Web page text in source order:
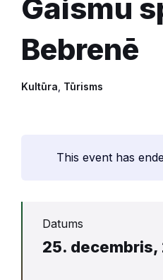
Gaismu
Bebrenē
Kultūra Tūrisms
This event has
Datums
25. decembris,